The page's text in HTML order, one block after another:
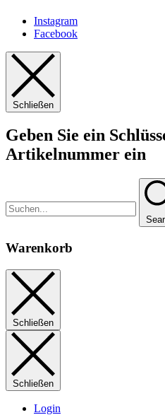
Instagram
Facebook
Schließen
Geben Sie ein
Artikelnummer ein
Warenkorb
Schließen
Schließen
Login